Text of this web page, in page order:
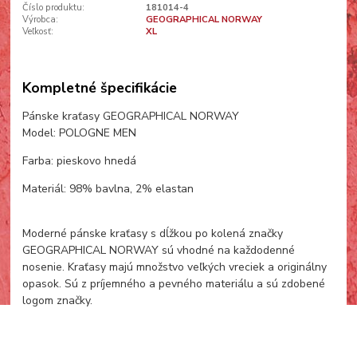
Číslo produktu:
181014-4
Výrobca:
GEOGRAPHICAL NORWAY
Veľkosť:
XL
Kompletné špecifikácie
Pánske kraťasy GEOGRAPHICAL NORWAY
Model: POLOGNE MEN
Farba: pieskovo hnedá
Materiál: 98% bavlna, 2% elastan
Moderné pánske kraťasy s dĺžkou po kolená značky
GEOGRAPHICAL NORWAY sú vhodné na každodenné
nosenie. Kraťasy majú množstvo veľkých vreciek a originálny
opasok. Sú z príjemného a pevného materiálu a sú zdobené
logom značky.